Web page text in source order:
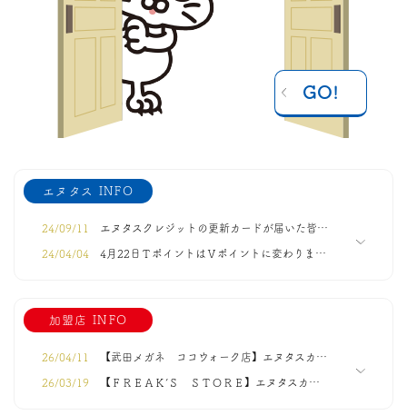
GO!
エヌタス INFO
24/09/11 エヌタスクレジットの更新カードが届いた皆様へ
24/04/04 4月22日ＴポイントはＶポイントに変わりました
25/09/01 FeliCa の脆弱性に関する一部報道について
加盟店 INFO
26/04/11 【武田メガネ ココウォーク店】エヌタスカードが利用可能になりました。
26/03/19 【ＦＲＥＡＫ’Ｓ ＳＴＯＲＥ】エヌタスカードが利用可能になりました。